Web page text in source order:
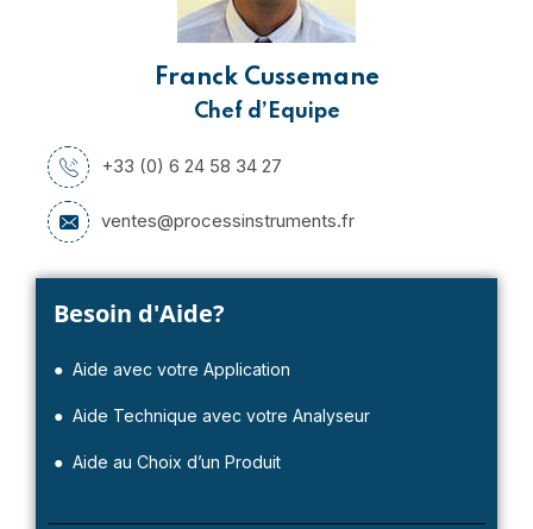
Franck Cussemane
Chef d’Equipe
+33 (0) 6 24 58 34 27
ventes@processinstruments.fr
Besoin d'Aide?
● Aide avec votre Application
● Aide Technique avec votre Analyseur
● Aide au Choix d’un Produit